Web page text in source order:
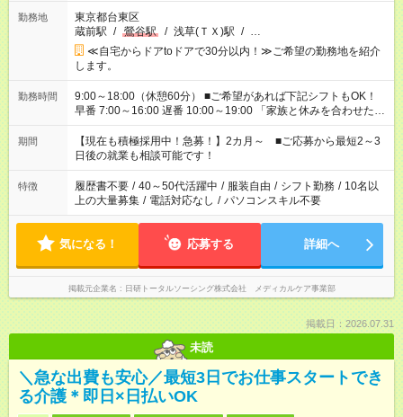
勤務地
東京都台東区
蔵前駅 / 鶯谷駅 / 浅草(ＴＸ)駅 / …
≪自宅からドアtoドアで30分以内！≫ご希望の勤務地を紹介
します。
勤務時間
9:00～18:00（休憩60分） ■ご希望があれば下記シフトもOK！
早番 7:00～16:00 遅番 10:00～19:00 「家族と休みを合わせた
い」 「余裕を持って夕飯の準備がしたい」 「できれば残業はし
たくない」 など、ご希望を教えてくださいね。 ※Wワーク希望
の方へ 今ご覧のお仕事で希望する勤務時間と、もう1つのお仕事
の勤務時間。 合計で週40時間を超える場合は応募できません。
期間
【現在も積極採用中！急募！】2カ月～ ■ご応募から最短2～3
日後の就業も相談可能です！
特徴 履歴書不要 / 40～50代活躍中 / 服装自由 / シフト勤務 / 10名以
上の大量募集 / 電話対応なし / パソコンスキル不要
気になる！ 応募する 詳細へ
掲載元企業名 日研トータルソーシング株式会社 メディカルケア事業部
掲載日：2026.07.31
未読
＼急な出費も安心／最短3日でお仕事スタートでき
る介護＊即日×日払いOK